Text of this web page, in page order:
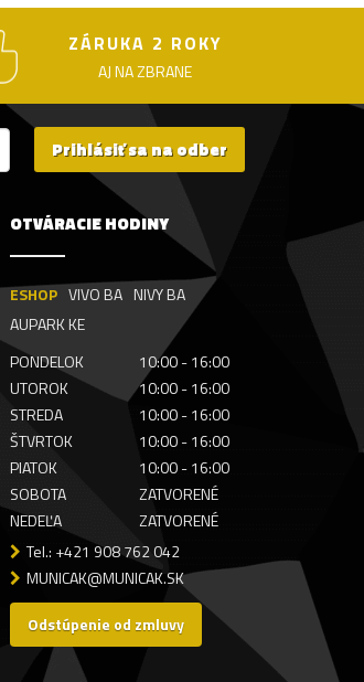
ZÁRUKA 2 ROKY
AJ NA ZBRANE
Prihlásiť sa na odber
OTVÁRACIE HODINY
ESHOP VIVO BA NIVY BA
AUPARK KE
PONDELOK
10:00 - 16:00
UTOROK
10:00 - 16:00
STREDA
10:00 - 16:00
ŠTVRTOK
10:00 - 16:00
PIATOK
10:00 - 16:00
SOBOTA
ZATVORENÉ
NEDEĽA
ZATVORENÉ
Tel.: +421 908 762 042
MUNICAK@MUNICAK.SK
Odstúpenie od zmluvy